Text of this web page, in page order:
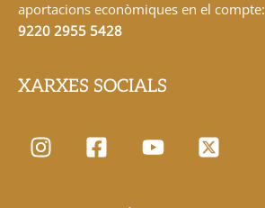
aportacions econòmiques en el compte:
9220 2955 5428
XARXES SOCIALS